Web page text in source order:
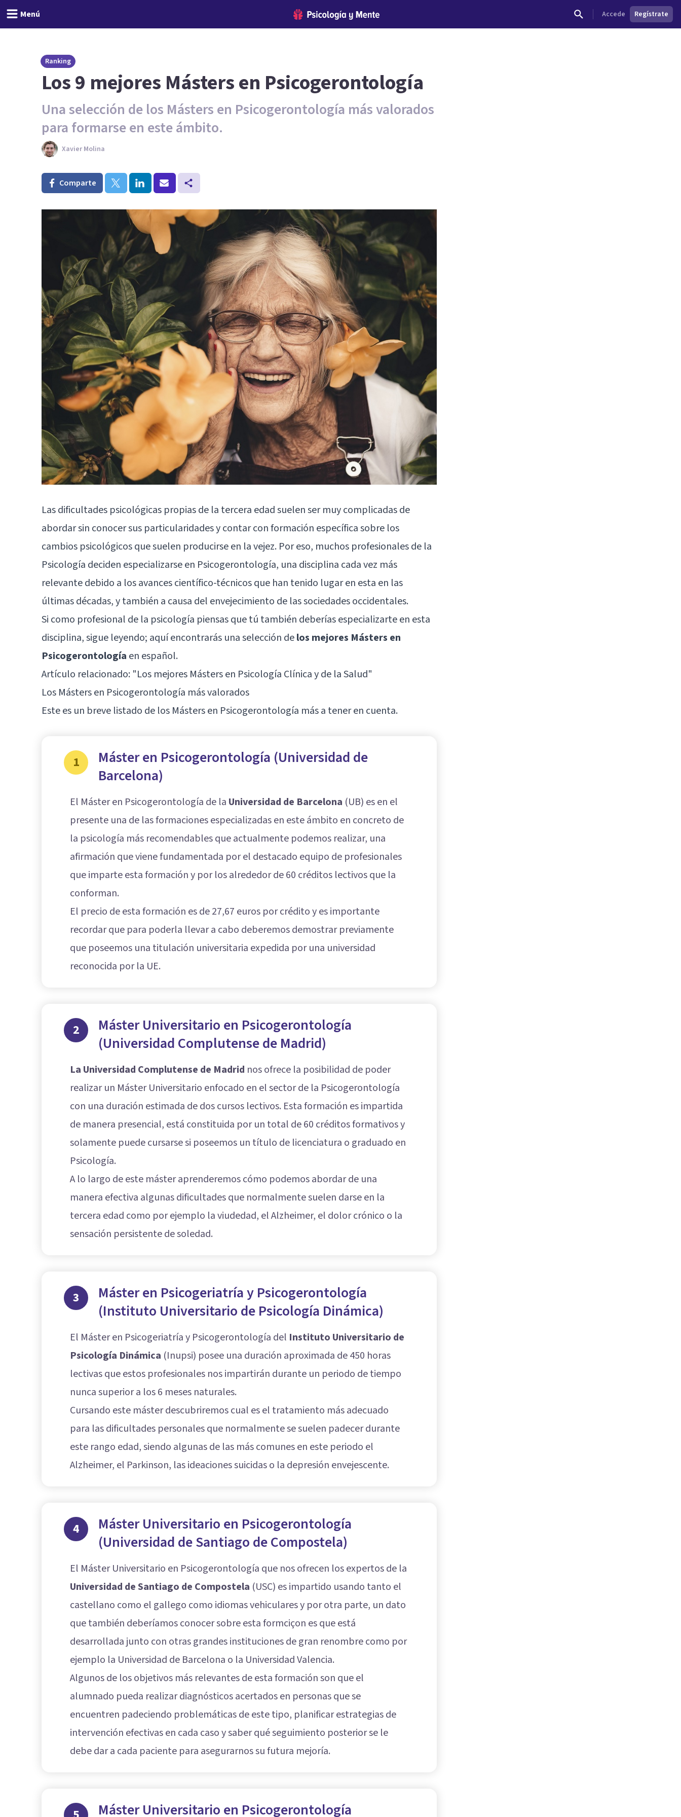
Menú Accede Regístrate
Ranking
Los 9 mejores Másters en Psicogerontología
Una selección de los Másters en Psicogerontología más valorados
para formarse en este ámbito.
Xavier Molina
Comparte
Las dificultades psicológicas propias de la tercera edad suelen ser muy complicadas de
abordar sin conocer sus particularidades y contar con formación específica sobre los
cambios psicológicos que suelen producirse en la vejez. Por eso, muchos profesionales de la
Psicología deciden especializarse en Psicogerontología, una disciplina cada vez más
relevante debido a los avances científico-técnicos que han tenido lugar en esta en las
últimas décadas, y también a causa del envejecimiento de las sociedades occidentales.
Si como profesional de la psicología piensas que tú también deberías especializarte en esta
disciplina, sigue leyendo; aquí encontrarás una selección delos mejores Másters en
Psicogerontología en español.
Artículo relacionado: "Los mejores Másters en Psicología Clínica y de la Salud"
Los Másters en Psicogerontología más valorados
Este es un breve listado de los Másters en Psicogerontología más a tener en cuenta.
1
Máster en Psicogerontología (Universidad de
Barcelona)
El Máster en Psicogerontología de la Universidad de Barcelona (UB) es en el
presente una de las formaciones especializadas en este ámbito en concreto de
la psicología más recomendables que actualmente podemos realizar, una
afirmación que viene fundamentada por el destacado equipo de profesionales
que imparte esta formación y por los alrededor de 60 créditos lectivos que la
conforman.
El precio de esta formación es de 27,67 euros por crédito y es importante
recordar que para poderla llevar a cabo deberemos demostrar previamente
que poseemos una titulación universitaria expedida por una universidad
reconocida por la UE.
2
Máster Universitario en Psicogerontología
(Universidad Complutense de Madrid)
La Universidad Complutense de Madrid nos ofrece la posibilidad de poder
realizar un Máster Universitario enfocado en el sector de la Psicogerontología
con una duración estimada de dos cursos lectivos. Esta formación es impartida
de manera presencial, está constituida por un total de 60 créditos formativos y
solamente puede cursarse si poseemos un título de licenciatura o graduado en
Psicología.
A lo largo de este máster aprenderemos cómo podemos abordar de una
manera efectiva algunas dificultades que normalmente suelen darse en la
tercera edad como por ejemplo la viudedad, el Alzheimer, el dolor crónico o la
sensación persistente de soledad.
3
Máster en Psicogeriatría y Psicogerontología
(Instituto Universitario de Psicología Dinámica)
El Máster en Psicogeriatría y Psicogerontología del Instituto Universitario de
Psicología Dinámica (Inupsi) posee una duración aproximada de 450 horas
lectivas que estos profesionales nos impartirán durante un periodo de tiempo
nunca superior a los 6 meses naturales.
Cursando este máster descubriremos cual es el tratamiento más adecuado
para las dificultades personales que normalmente se suelen padecer durante
este rango edad, siendo algunas de las más comunes en este periodo el
Alzheimer, el Parkinson, las ideaciones suicidas o la depresión envejescente.
4
Máster Universitario en Psicogerontología
(Universidad de Santiago de Compostela)
El Máster Universitario en Psicogerontología que nos ofrecen los expertos de la
Universidad de Santiago de Compostela (USC) es impartido usando tanto el
castellano como el gallego como idiomas vehiculares y por otra parte, un dato
que también deberíamos conocer sobre esta formciçon es que está
desarrollada junto con otras grandes instituciones de gran renombre como por
ejemplo la Universidad de Barcelona o la Universidad Valencia.
Algunos de los objetivos más relevantes de esta formación son que el
alumnado pueda realizar diagnósticos acertados en personas que se
encuentren padeciendo problemáticas de este tipo, planificar estrategias de
intervención efectivas en cada caso y saber qué seguimiento posterior se le
debe dar a cada paciente para asegurarnos su futura mejoría.
Máster Universitario en Psicogerontología